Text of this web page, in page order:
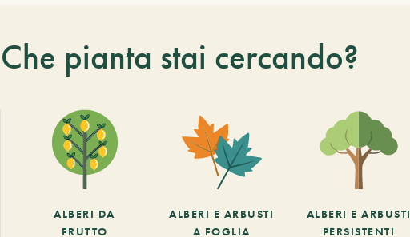
Che pianta stai cercando?
ALBERI DA
FRUTTO
ALBERI E ARBUSTI
A FOGLIA
ALBERI E ARBUSTI
PERSISTENTI